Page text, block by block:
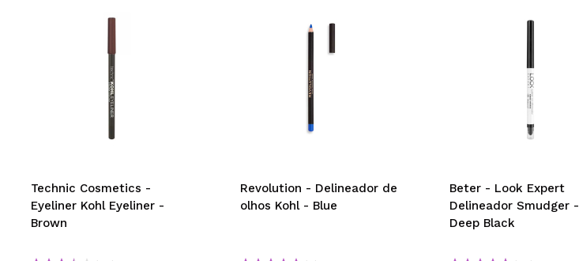
Technic Cosmetics -
Eyeliner Kohl Eyeliner -
Brown
Revolution - Delineador de
olhos Kohl - Blue
Beter - Look Expert
Delineador Smudger -
Deep Black